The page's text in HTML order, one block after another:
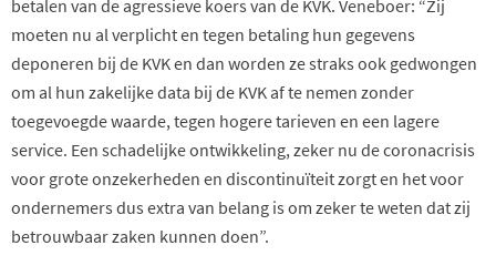
betalen van de agressieve koers van de KVK. Veneboer: “Zij
moeten nu al verplicht en tegen betaling hun gegevens
deponeren bij de KVK en dan worden ze straks ook gedwongen
om al hun zakelijke data bij de KVK afte nemen zonder
toegevoegde waarde, tegen hogere tarieven en een lagere
service. Een schadelijke ontwikkeling, zeker nu de coronacrisis
voor grote onzekerheden en discontinuïteit zorgt en het voor
ondernemers dus extra van belang is om zeker te weten dat zij
betrouwbaar zaken kunnen doen”.